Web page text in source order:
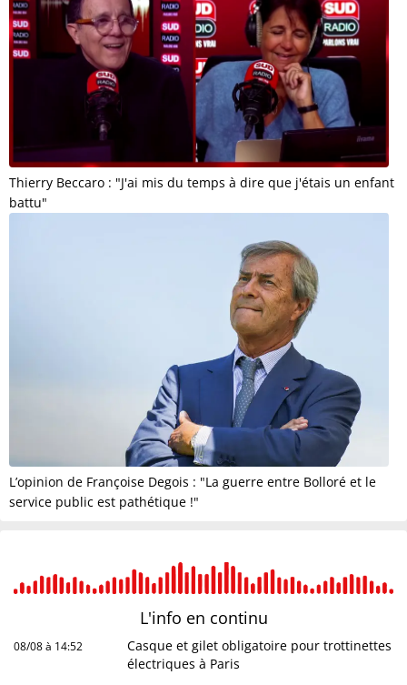
Thierry Beccaro : "J'ai mis du temps à dire que j'étais un enfant
battu"
L’opinion de Françoise Degois : "La guerre entre Bolloré et le
service public est pathétique !"
L'info en continu
08/08 à 14:52
Casque et gilet obligatoire pour trottinettes
électriques à Paris